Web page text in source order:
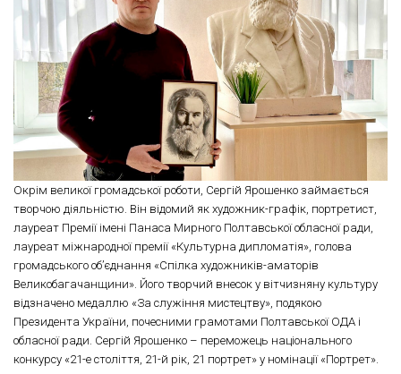
Окрім великої громадської роботи, Сергій Ярошенко займається
творчою діяльністю. Він відомий як художник-графік, портретист,
лауреат Премії імені Панаса Мирного Полтавської обласної ради,
лауреат міжнародної премії «Культурна дипломатія», голова
громадського об’єднання «Спілка художників-аматорів
Великобагачанщини». Його творчий внесок у вітчизняну культуру
відзначено медаллю «За служіння мистецтву», подякою
Президента України, почесними грамотами Полтавської ОДА і
обласної ради. Сергій Ярошенко – переможець національного
конкурсу «21-е століття, 21-й рік, 21 портрет» у номінації «Портрет».